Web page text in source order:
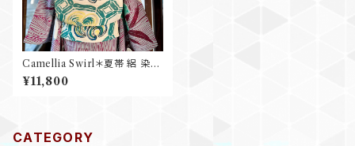
Camellia Swirl＊夏帯 絽 染め
帯 蜀江 椿 つばき クリームイエ
ロー レモンイエロー アンティー
¥11,800
CATEGORY